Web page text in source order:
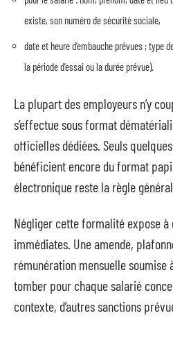
existe, son numéro de sécurité sociale,
date et heure d’embauche prévues ; type
la période d’essai ou la durée prévue).
La plupart des employeurs n’y
s’effectue sous format
officielles dédiées. Seuls
bénéficient encore du format
électronique reste la règle
Négliger cette formalité expose
immédiates. Une amende,
rémunération mensuelle
tomber pour chaque salarié
contexte, d’autres sanctions